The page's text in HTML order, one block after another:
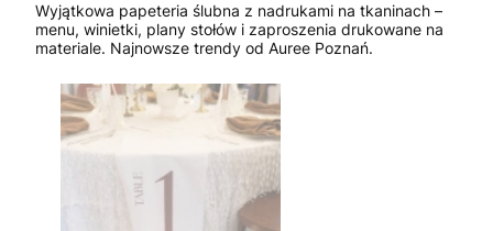
Wyjątkowa papeteria ślubna z nadrukami na tkaninach –
menu, winietki, plany stołów i zaproszenia drukowane na
materiale. Najnowsze trendy od Auree Poznań.